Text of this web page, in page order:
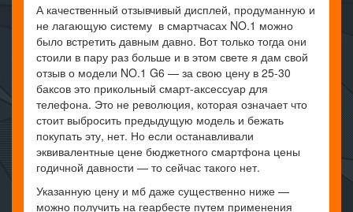
А качественный отзывчивый дисплей, продуманную и
не лагающую систему в смартчасах NO.1 можно
было встретить давным давно. Вот только тогда они
стоили в пару раз больше и в этом свете я дам свой
отзыв о модели NO.1 G6 — за свою цену в 25-30
баксов это прикольный смарт-аксессуар для
телефона. Это не революция, которая означает что
стоит выбросить предыдущую модель и бежать
покупать эту, нет. Но если останавливали
эквивалентные цене бюджетного смартфона цены
годичной давности — то сейчас такого нет.
Указанную цену и мб даже существенно ниже —
можно получить на геарбесте путем применения